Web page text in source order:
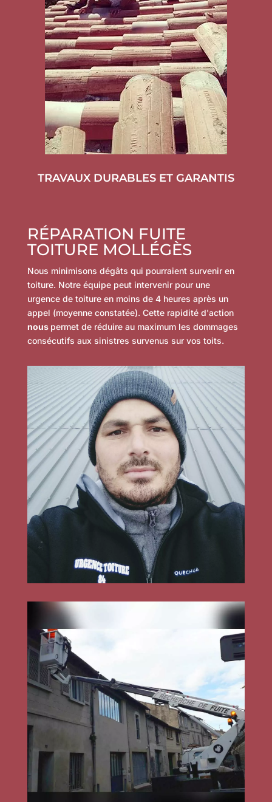
TRAVAUX DURABLES ET GARANTIS
RÉPARATION FUITE
TOITURE MOLLÉGÈS
Nous minimisons dégâts qui pourraient survenir en
toiture. Notre équipe peut intervenir pour une
urgence de toiture en moins de 4 heures après un
appel (moyenne constatée). Cette rapidité d'action
nous permet de réduire au maximum les dommages
consécutifs aux sinistres survenus sur vos toits.